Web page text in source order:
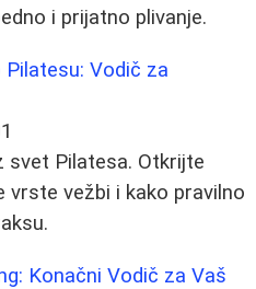
i prijatno plivanje.
Vodič za
svet Pilatesa. Otkrijte
vežbi i kako pravilno
Konačni Vodič za Vaš